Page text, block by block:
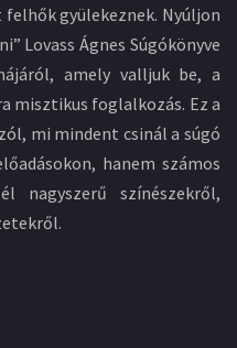
gyülekeznek. Nyúljon
Lovass Ágnes Súgókönyve
amely valljuk be, a
misztikus foglalkozás. Ez a
mi mindent csinál a súgó
hanem számos
nagyszerű színészekről,